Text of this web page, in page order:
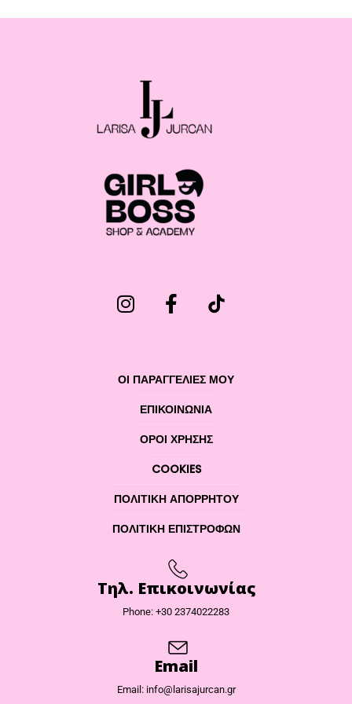
ΟΙ ΠΑΡΑΓΓΕΛΙΕΣ ΜΟΥ
ΕΠΙΚΟΙΝΩΝΊΑ
ΌΡΟΙ ΧΡΉΣΗΣ
COOKIES
ΠΟΛΙΤΙΚΉ ΑΠΟΡΡΉΤΟΥ
ΠΟΛΙΤΙΚΉ ΕΠΙΣΤΡΟΦΏΝ
Τηλ. Επικοινωνίας
Phone: +30 2374022283
Email
Email: info@larisajurcan.gr